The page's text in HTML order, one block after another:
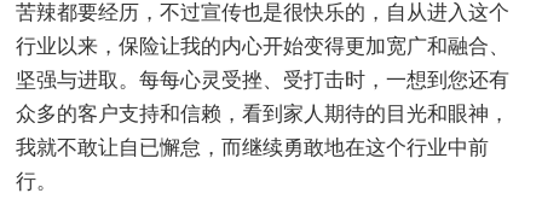
苦辣都要经历，不过宣传也是很快乐的，自从进入这个
行业以来，保险让我的内心开始变得更加宽广和融合、
坚强与进取。每每心灵受挫、受打击时，一想到您还有
众多的客户支持和信赖，看到家人期待的目光和眼神，
我就不敢让自已懈怠，而继续勇敢地在这个行业中前
行。